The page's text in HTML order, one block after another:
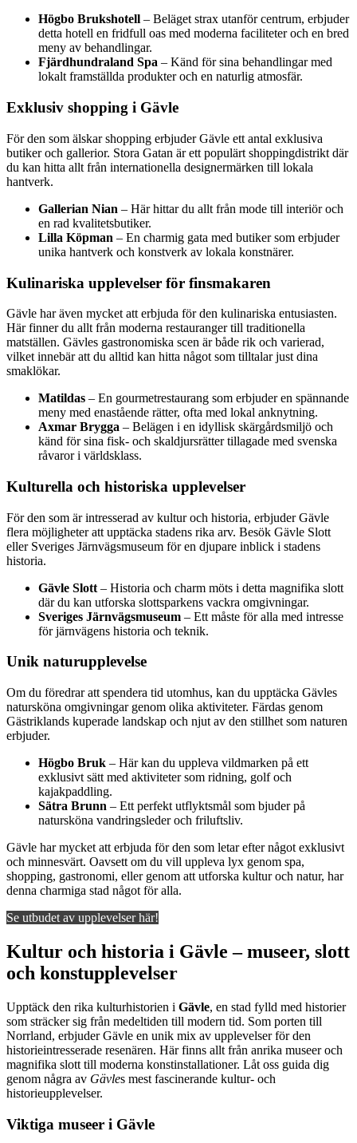
Högbo Brukshotell – Beläget strax utanför centrum, erbjuder
detta hotell en fridfull oas med moderna faciliteter och en bred
meny av behandlingar.
Fjärdhundraland Spa – Känd för sina behandlingar med
lokalt framställda produkter och en naturlig atmosfär.
Exklusiv shopping i Gävle
För den som älskar shopping erbjuder Gävle ett antal exklusiva
butiker och gallerior. Stora Gatan är ett populärt shoppingdistrikt där
du kan hitta allt från internationella designermärken till lokala
hantverk.
Gallerian Nian – Här hittar du allt från mode till interiör och
en rad kvalitetsbutiker.
Lilla Köpman – En charmig gata med butiker som erbjuder
unika hantverk och konstverk av lokala konstnärer.
Kulinariska upplevelser för finsmakaren
Gävle har även mycket att erbjuda för den kulinariska entusiasten.
Här finner du allt från moderna restauranger till traditionella
matställen. Gävles gastronomiska scen är både rik och varierad,
vilket innebär att du alltid kan hitta något som tilltalar just dina
smaklökar.
Matildas – En gourmetrestaurang som erbjuder en spännande
meny med enastående rätter, ofta med lokal anknytning.
Axmar Brygga – Belägen i en idyllisk skärgårdsmiljö och
känd för sina fisk- och skaldjursrätter tillagade med svenska
råvaror i världsklass.
Kulturella och historiska upplevelser
För den som är intresserad av kultur och historia, erbjuder Gävle
flera möjligheter att upptäcka stadens rika arv. Besök Gävle Slott
eller Sveriges Järnvägsmuseum för en djupare inblick i stadens
historia.
Gävle Slott – Historia och charm möts i detta magnifika slott
där du kan utforska slottsparkens vackra omgivningar.
Sveriges Järnvägsmuseum – Ett måste för alla med intresse
för järnvägens historia och teknik.
Unik naturupplevelse
Om du föredrar att spendera tid utomhus, kan du upptäcka Gävles
natursköna omgivningar genom olika aktiviteter. Färdas genom
Gästriklands kuperade landskap och njut av den stillhet som naturen
erbjuder.
Högbo Bruk – Här kan du uppleva vildmarken på ett
exklusivt sätt med aktiviteter som ridning, golf och
kajakpaddling.
Sätra Brunn – Ett perfekt utflyktsmål som bjuder på
natursköna vandringsleder och friluftsliv.
Gävle har mycket att erbjuda för den som letar efter något exklusivt
och minnesvärt. Oavsett om du vill uppleva lyx genom spa,
shopping, gastronomi, eller genom att utforska kultur och natur, har
denna charmiga stad något för alla.
Se utbudet av upplevelser här!
Kultur och historia i Gävle – museer, slott
och konstupplevelser
Upptäck den rika kulturhistorien i Gävle, en stad fylld med historier
som sträcker sig från medeltiden till modern tid. Som porten till
Norrland, erbjuder Gävle en unik mix av upplevelser för den
historieintresserade resenären. Här finns allt från anrika museer och
magnifika slott till moderna konstinstallationer. Låt oss guida dig
genom några av Gävles mest fascinerande kultur- och
historieupplevelser.
Viktiga museer i Gävle